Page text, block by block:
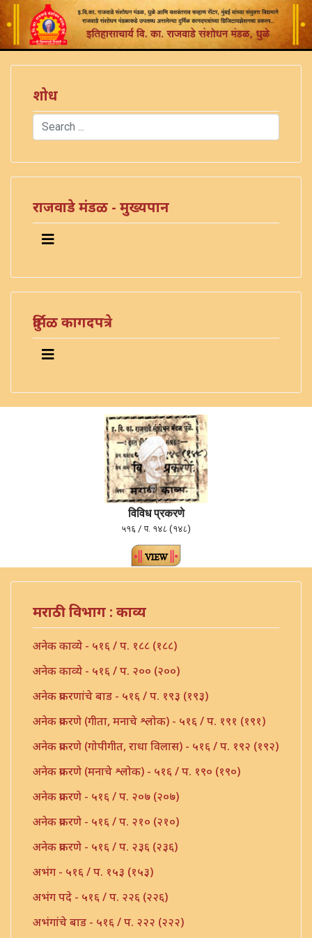
शोध
Search
राजवाडे मंडळ - मुख्यपान
दुर्मिळ कागदपत्रे
विविध प्रकरणे
५१६ / प. १४८ (१४८)
मराठी विभाग : काव्य
अनेक काव्ये - ५१६ / प. १८८ (१८८)
अनेक काव्ये - ५१६ / प. २०० (२००)
अनेक प्रकरणांचे बाड - ५१६ / प. १९३ (१९३)
अनेक प्रकरणे (गीता, मनाचे श्लोक) - ५१६ / प. १९१ (१९१)
अनेक प्रकरणे (गोपीगीत, राधा विलास) - ५१६ / प. १९२ (१९२)
अनेक प्रकरणे (मनाचे श्लोक) - ५१६ / प. १९० (१९०)
अनेक प्रकरणे - ५१६ / प. २०७ (२०७)
अनेक प्रकरणे - ५१६ / प. २१० (२१०)
अनेक प्रकरणे - ५१६ / प. २३६ (२३६)
अभंग - ५१६ / प. १५३ (१५३)
अभंग पदे - ५१६ / प. २२६ (२२६)
अभंगांचे बाड - ५१६ / प. २२२ (२२२)